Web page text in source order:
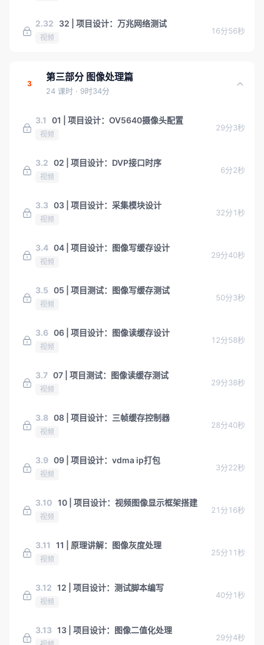
2.32 32 | 项目设计：万兆网络测试
视频
16分56秒
3
第三部分 图像处理篇
24 课时 · 9时34分
3.1 01 | 项目设计：OV5640摄像头配置
视频
29分3秒
3.2 02 | 项目设计：DVP接口时序
视频
6分2秒
3.3 03 | 项目设计：采集模块设计
视频
32分1秒
3.4 04 | 项目设计：图像写缓存设计
视频
29分40秒
3.5 05 | 项目测试：图像写缓存测试
视频
50分3秒
3.6 06 | 项目设计：图像读缓存设计
视频
12分58秒
3.7 07 | 项目测试：图像读缓存测试
视频
29分38秒
3.8 08 | 项目设计：三帧缓存控制器
视频
28分40秒
3.9 09 | 项目设计：vdma ip打包
视频
3分22秒
3.10 10 | 项目设计：视频图像显示框架搭建
视频
21分16秒
3.11 11 | 原理讲解：图像灰度处理
视频
25分11秒
3.12 12 | 项目设计：测试脚本编写
视频
40分1秒
3.13 13 | 项目设计：图像二值化处理
29分4秒